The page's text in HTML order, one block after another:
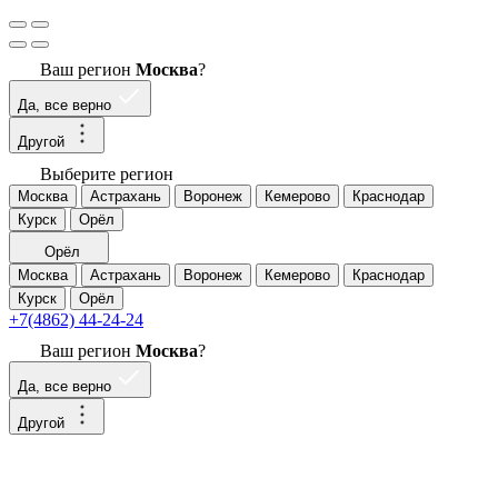
Ваш регион Москва?
Да, все верно
Другой
Выберите регион
Москва Астрахань Воронеж Кемерово
Краснодар
Курск
Орёл
Орёл
Москва
Астрахань Воронеж Кемерово
Краснодар
Курск
Орёл
+7(4862) 44-24-24
Ваш регион Москва?
Да, все верно
Другой